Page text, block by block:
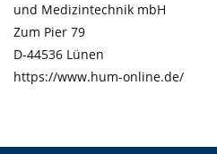
und Medizintechnik mbH
Zum Pier 79
D-44536 Lünen
https://www.hum-online.de/